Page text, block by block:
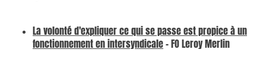
La volonté d'expliquer ce qui se passe est propice à un
fonctionnement en intersyndicale- FO Leroy Merlin